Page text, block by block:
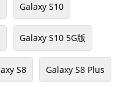
Galaxy S10
Galaxy S10 5G版
S8 Galaxy S8 Plus